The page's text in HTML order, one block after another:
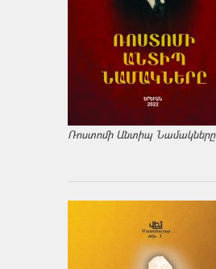
Ռոստոմի Անտիպ Նամակները